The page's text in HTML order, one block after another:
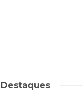
Destaques